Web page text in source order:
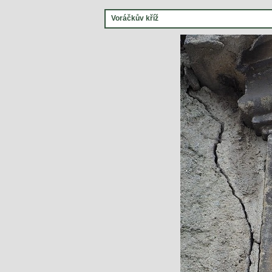
Voráčkův kříž